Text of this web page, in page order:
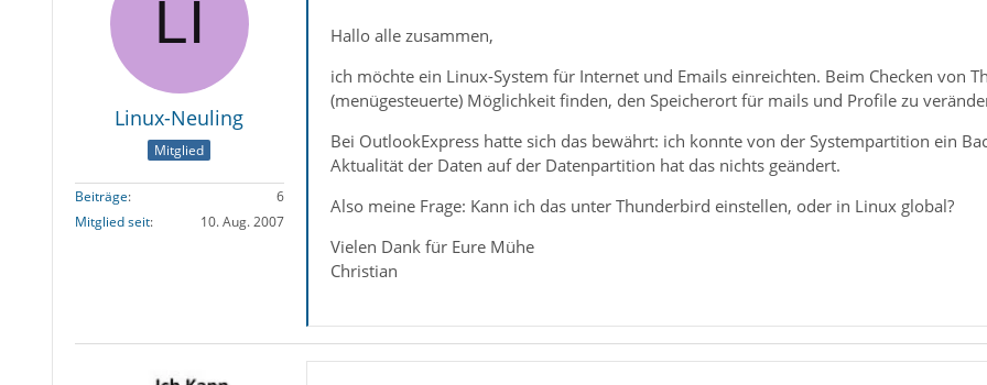
Linux-Neuling
Mitglied
Beiträge
6
Mitglied seit
10. Aug. 2007
Hallo alle zusammen,
ich möchte ein Linux-System für Internet und Emails einreichten. Beim Checken von
(menügesteuerte) Möglichkeit finden, den Speicherort für mails und Profile zu
Bei OutlookExpress hatte sich das bewährt: ich konnte von der Systempartition ein
Aktualität der Daten auf der Datenpartition hat das nichts geändert.
Also meine Frage: Kann ich das unter Thunderbird einstellen, oder in Linux global?
Vielen Dank für Eure Mühe
Christian